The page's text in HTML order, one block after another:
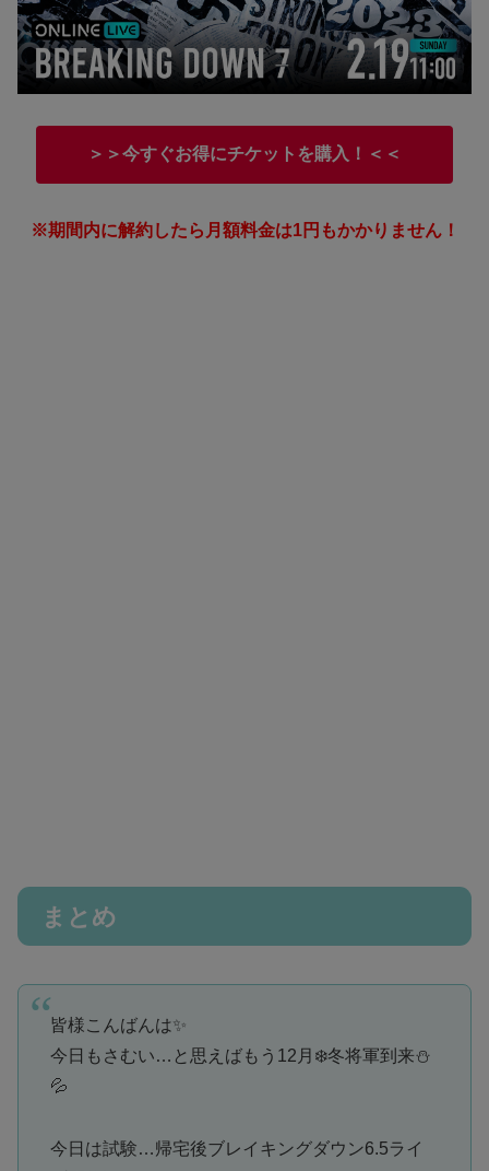
＞＞今すぐお得にチケットを購入！＜＜
※期間内に解約したら月額料金は1円もかかりません！
まとめ
皆様こんばんは✨
今日もさむい…と思えばもう12月❄️冬将軍到来⛄
💦
今日は試験…帰宅後ブレイキングダウン6.5ライ